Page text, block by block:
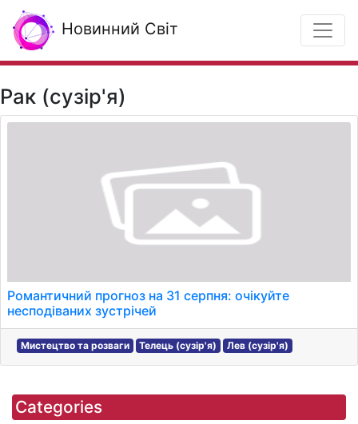
Новинний Світ
Рак (сузір'я)
Романтичний прогноз на 31 серпня: очікуйте
несподіваних зустрічей
Мистецтво та розваги Телець (сузір'я) Лев (сузір'я)
Categories